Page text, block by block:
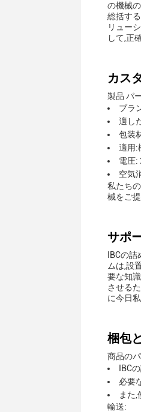
の機械
総括す
リュー
して,正
カス
製品 パ
ブラ
適し
包装
適用:
電圧:
空気
私たち
械をご
サポ
IBCの
ムは,設
要な知
させる
に今日
梱包
商品の
IBC
必要
また,
輸送: